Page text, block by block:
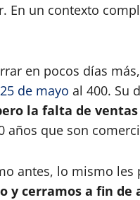
En un contexto
en pocos días más,
25 de mayo al 400. Su
la falta de
años que son
antes, lo mismo les
y cerramos a fin de